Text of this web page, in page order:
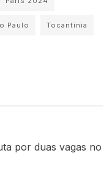
Paulo Tocantinia
por duas vagas no